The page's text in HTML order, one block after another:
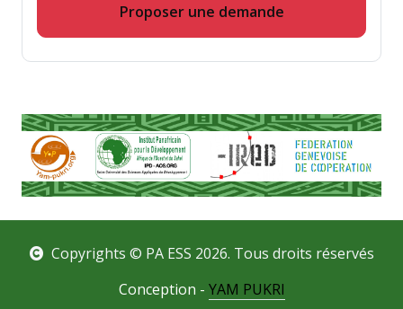
Proposer une demande
Copyrights © PA ESS 2026. Tous droits réservés
Conception - YAM PUKRI